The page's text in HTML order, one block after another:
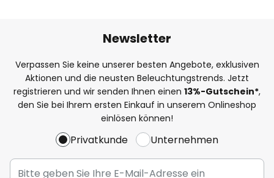
Newsletter
Verpassen Sie keine unserer besten Angebote, exklusiven
Aktionen und die neusten Beleuchtungstrends. Jetzt
registrieren und wir senden Ihnen einen 13%-Gutschein*,
den Sie bei Ihrem ersten Einkauf in unserem Onlineshop
einlösen können!
Privatkunde Unternehmen